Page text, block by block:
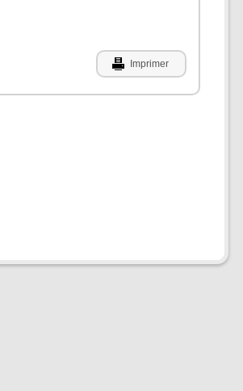
Imprimer